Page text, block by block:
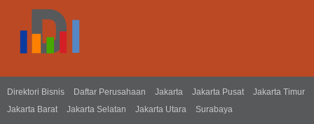
Direktori Bisnis Daftar Perusahaan Jakarta Jakarta Pusat
Jakarta Timur
Jakarta Barat
Jakarta Selatan Jakarta Utara Surabaya